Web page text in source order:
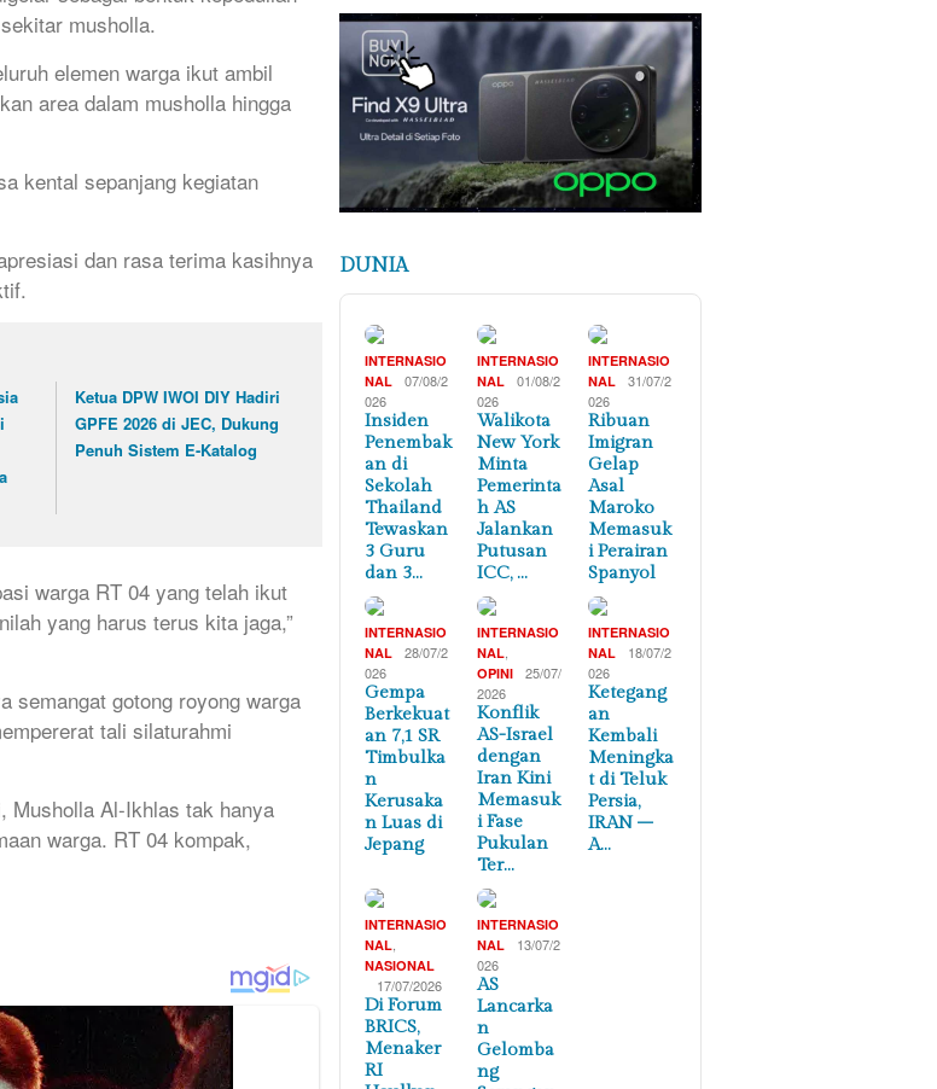
musholla.
elemen warga ikut ambil
area dalam musholla hingga
kental sepanjang kegiatan
dan rasa terima kasihnya
Ketua DPW IWOI DIY Hadiri
GPFE 2026 di JEC, Dukung
Penuh Sistem E-Katalog
warga RT 04 yang telah ikut
yang harus terus kita jaga,”
semangat gotong royong warga
tali silaturahmi
Musholla Al-Ikhlas tak hanya
warga. RT 04 kompak,
DUNIA
INTERNASIO
NAL
07/08/2
026
Insiden
Penembak
an di
Sekolah
Thailand
Tewaskan
3 Guru
dan 3…
INTERNASIO
NAL
01/08/2
026
Walikota
New York
Minta
Pemerinta
h AS
Jalankan
Putusan
ICC, …
INTERNASIO
NAL
31/07/2
026
Ribuan
Imigran
Gelap
Asal
Maroko
Memasuk
i Perairan
Spanyol
INTERNASIO
NAL
28/07/2
026
Gempa
Berkekuat
an 7,1 SR
Timbulka
n
Kerusaka
n Luas di
Jepang
INTERNASIO
NAL,
OPINI
25/07/
2026
Konflik
AS-Israel
dengan
Iran Kini
Memasuk
i Fase
Pukulan
Ter…
INTERNASIO
NAL
18/07/2
026
Ketegang
an
Kembali
Meningka
t di Teluk
Persia,
IRAN –
A…
INTERNASIO
NAL
NASIONAL
17/07/2026
Di Forum
BRICS,
Menaker
RI
INTERNASIO
NAL
13/07/2
026
AS
Lancarka
n
Gelomba
ng